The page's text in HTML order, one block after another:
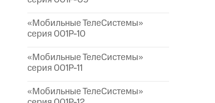
«Мобильные ТелеСистемы»
серия 001P-10
«Мобильные ТелеСистемы»
серия 001P-11
«Мобильные ТелеСистемы»